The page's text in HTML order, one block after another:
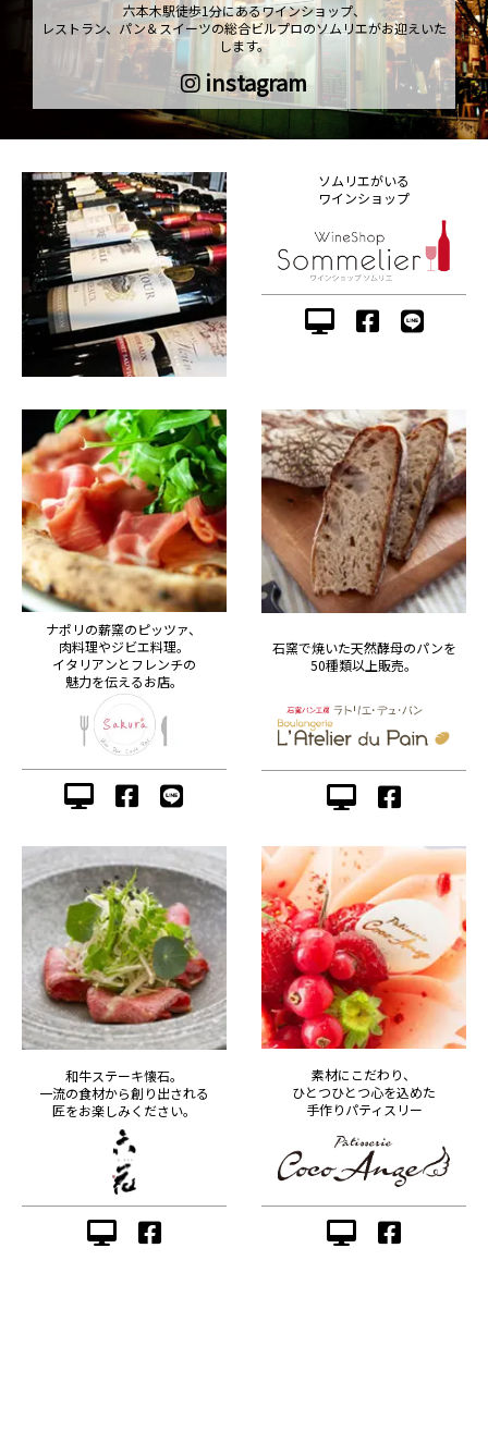
六本木駅徒歩1分にあるワインショップ、
レストラン、パン＆スイーツの総合ビルプロのソムリエがお迎えいた
します。
instagram
ソムリエがいる
ワインショップ
ナポリの薪窯のピッツァ、
肉料理やジビエ料理。
イタリアンとフレンチの
魅力を伝えるお店。
石窯で焼いた天然酵母のパンを
50種類以上販売。
和牛ステーキ懐石。
一流の食材から創り出される
匠をお楽しみください。
素材にこだわり、
ひとつひとつ心を込めた
手作りパティスリー